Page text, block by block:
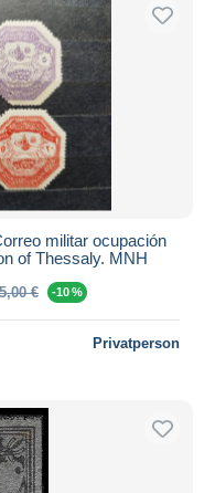
militar ocupación
of Thessaly. MNH
€ -10 %
Privatperson